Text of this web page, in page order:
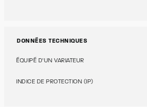
DONNÉES TECHNIQUES
ÉQUIPÉ D'UN VARIATEUR
INDICE DE PROTECTION (IP)